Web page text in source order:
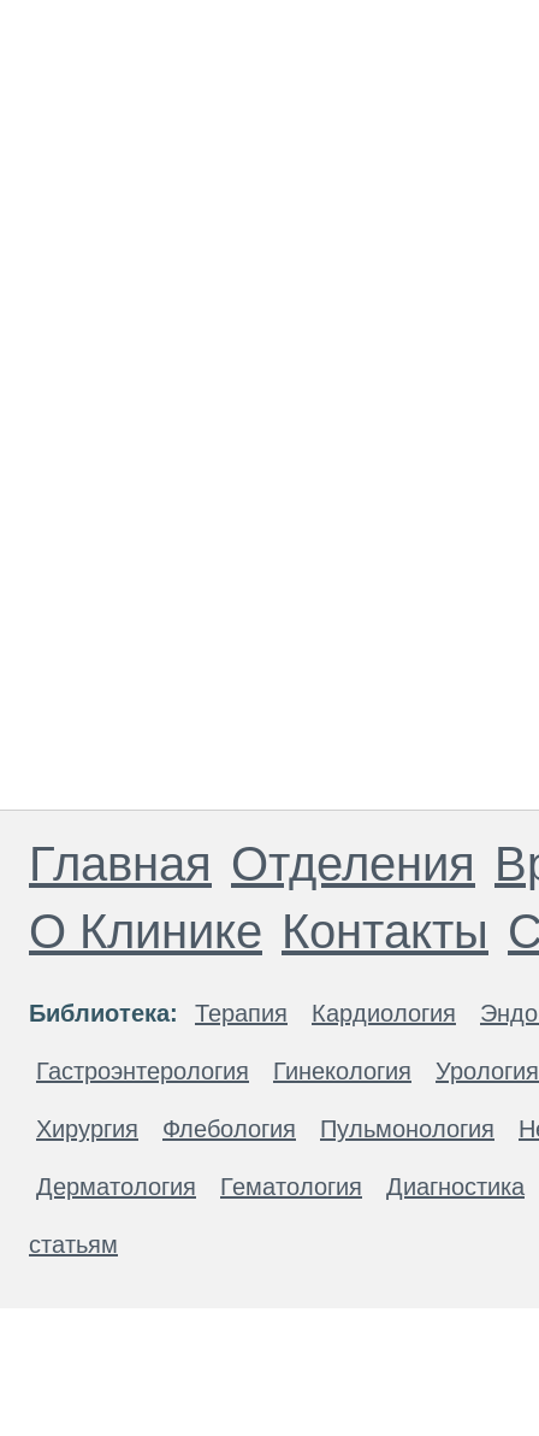
Главная Отделения
О Клинике Контакты
Библиотека: Терапия Кардиология
Гастроэнтерология Гинекология Урология
Хирургия Флебология Пульмонология
Дерматология Гематология Диагностика
статьям